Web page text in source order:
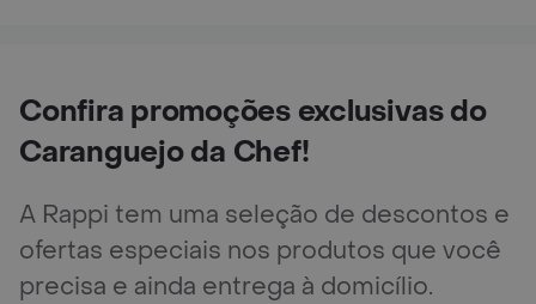
Confira promoções exclusivas do
Caranguejo da Chef!
A Rappi tem uma seleção de descontos e
ofertas especiais nos produtos que você
precisa e ainda entrega à domicílio.